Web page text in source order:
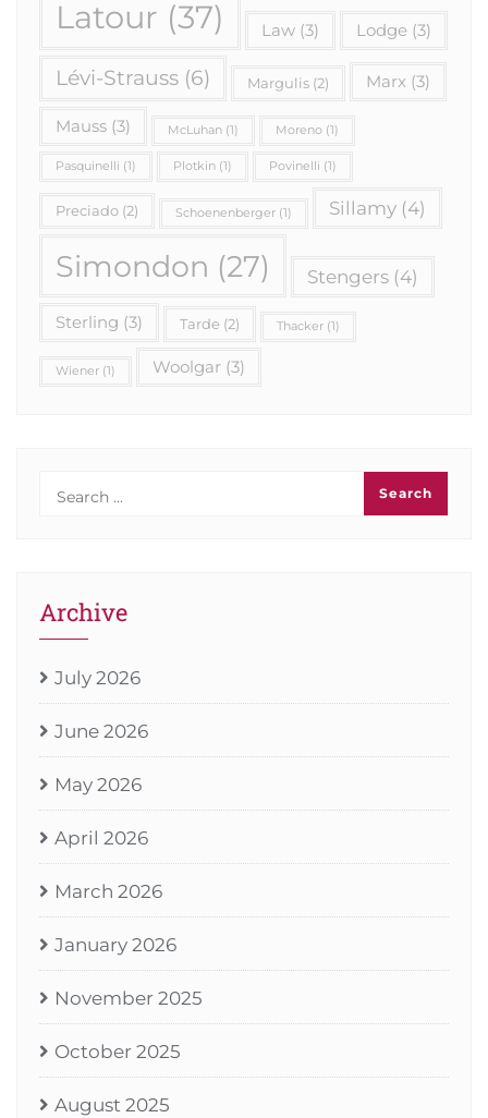
Latour (37) Law (3) Lodge (3)
Lévi-Strauss (6) Margulis (2) Marx (3)
Mauss (3) McLuhan (1) Moreno (1)
Pasquinelli (1) Plotkin (1) Povinelli (1)
Preciado (2) Schoenenberger (1) Sillamy (4)
Simondon (27) Stengers (4)
Sterling (3) Tarde (2) Thacker (1)
Wiener (1) Woolgar (3)
Archive
July 2026
June 2026
May 2026
April 2026
March 2026
January 2026
November 2025
October 2025
August 2025